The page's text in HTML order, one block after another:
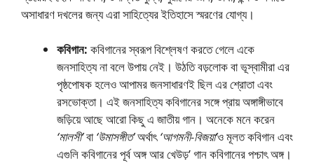
অসাধারণ দখলের জন্য এরা সাহিত্যের ইতিহাসে স্মরণের যােগ্য।
কবিগান: কবিগানের স্বরূপ বিশ্লেষণ করতে গেলে একে
জনসাহিত্য না বলে উপায় নেই। উঠতি বড়লােক বা ভূস্বামীরা এর
পৃষ্ঠপােষক হলেও আপামর জনসাধারণই ছিল এর শ্রোতা এবং
রসভােক্তা। এই জনসাহিত্য কবিগানের সঙ্গে প্রায় অঙ্গাঙ্গীভাবে
জড়িয়ে আছে আরাে কিছু এ জাতীয় গান। অনেকে মনে করেন
‘মালসী’বা‘উমাসঙ্গীত’অর্থাৎ‘আগমনী-বিজয়া’ও মূলত কবিগান এবং
এগুলি কবিগানের পূর্ব অঙ্গ আর খেউড়’ গান কবিগানের পশ্চাৎ অঙ্গ।